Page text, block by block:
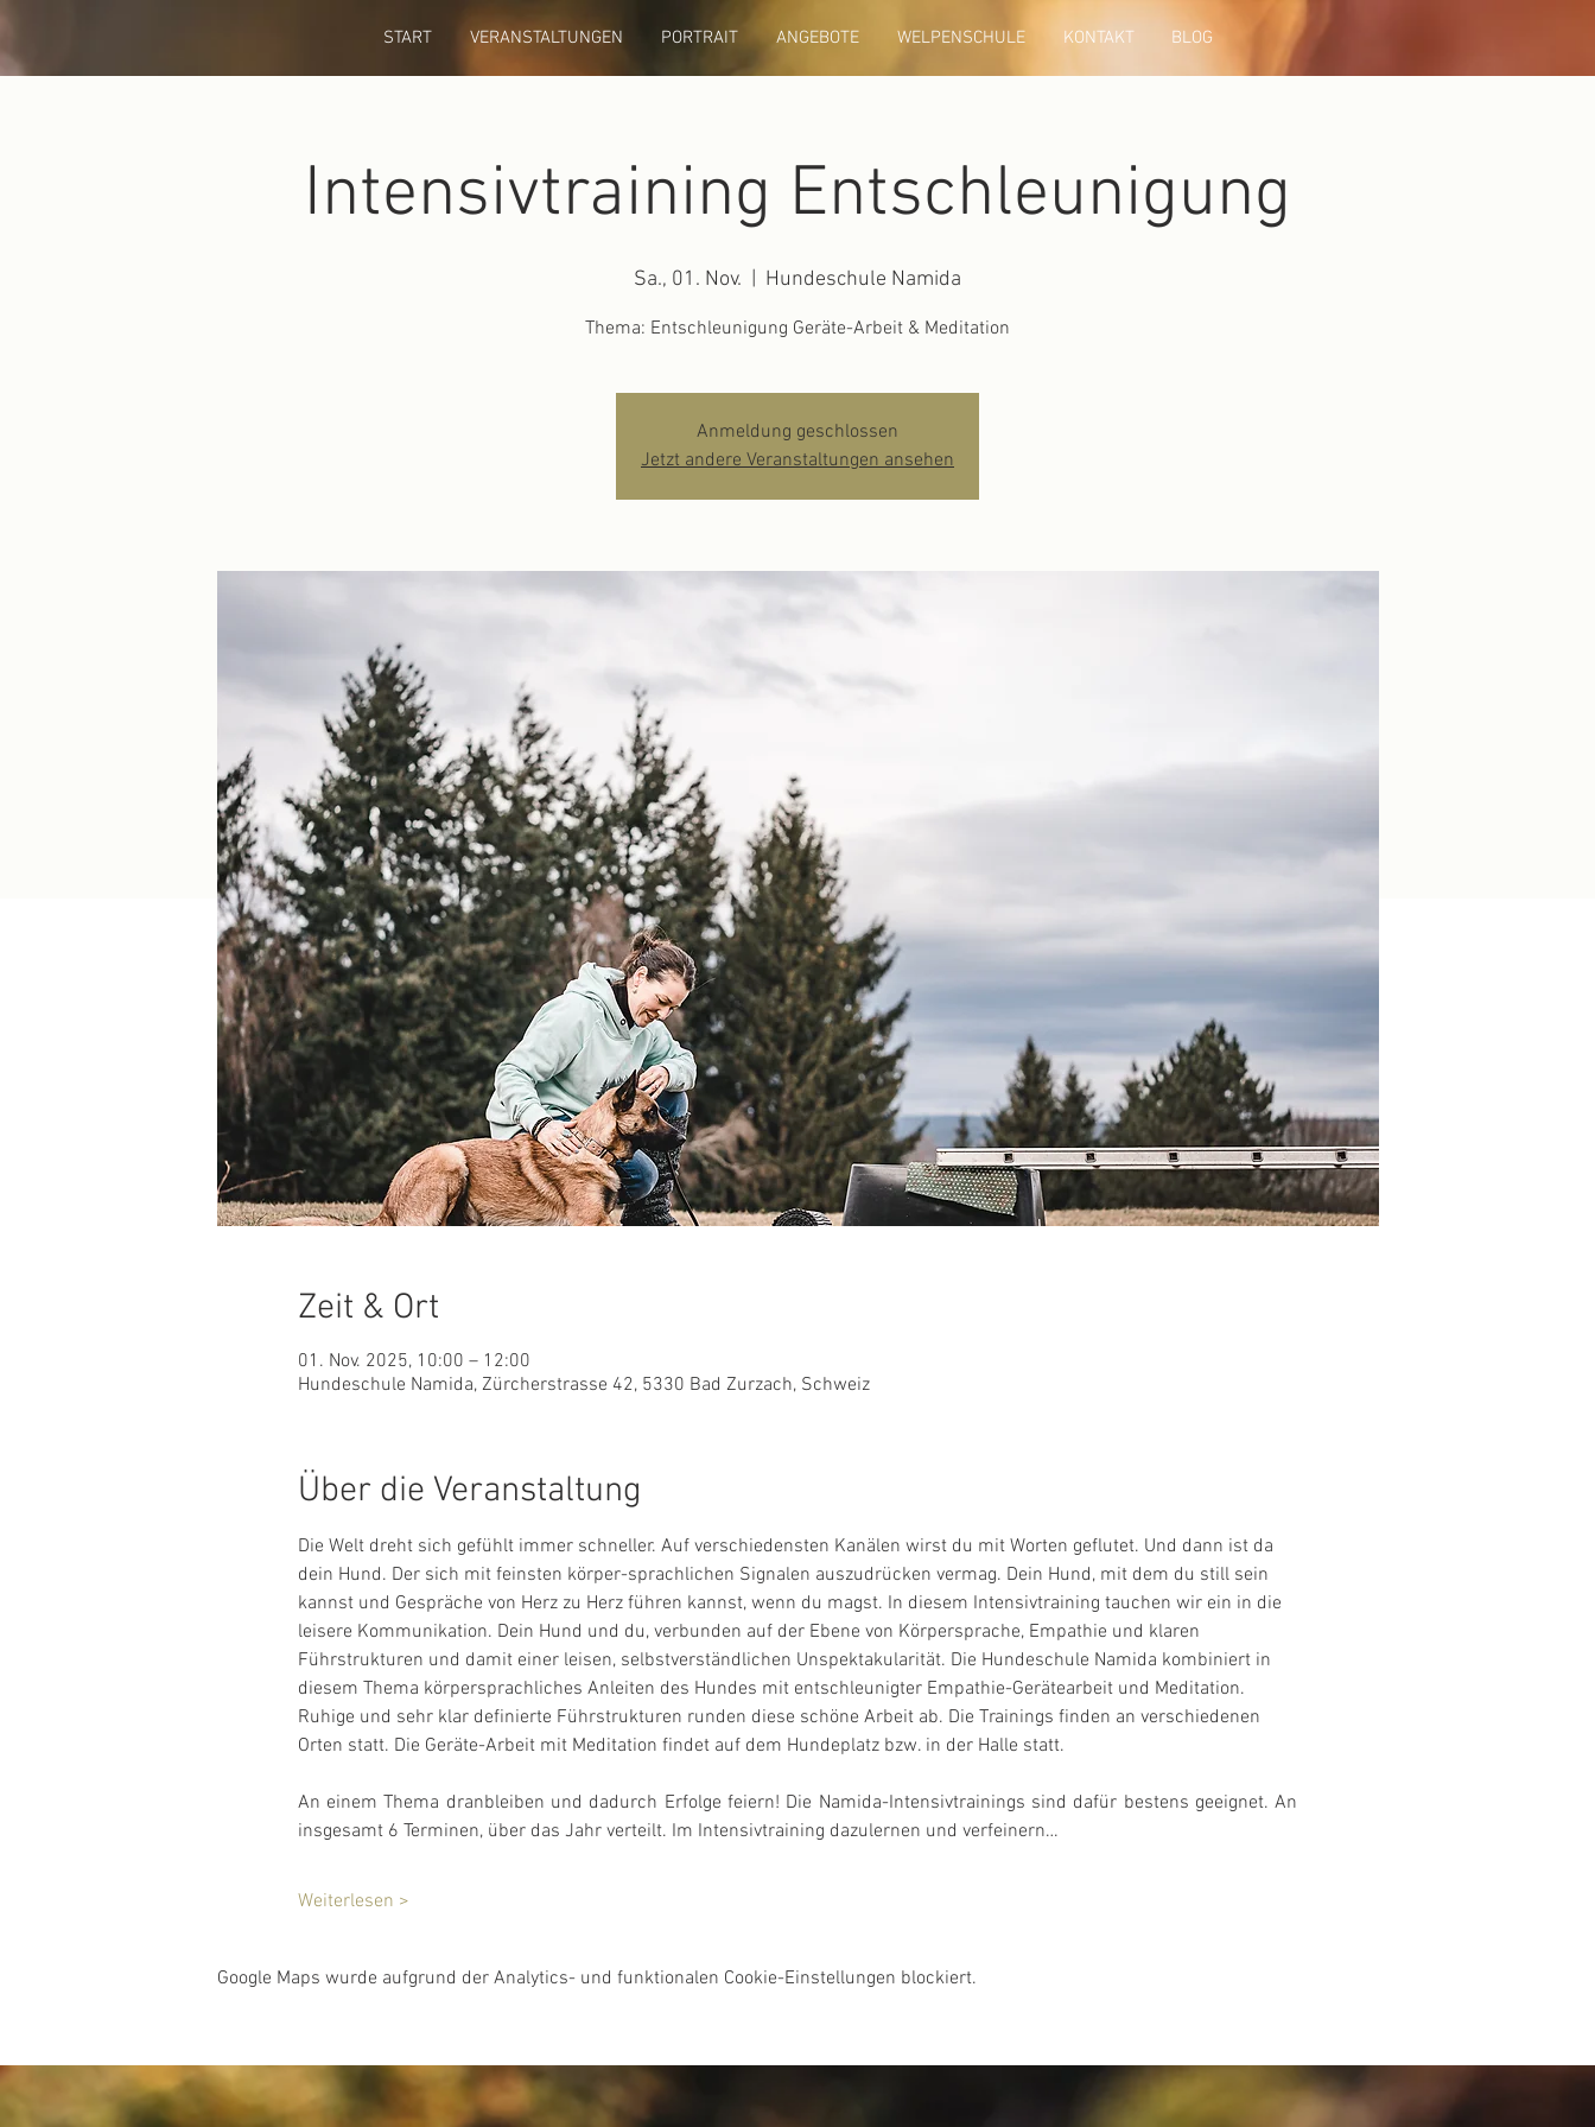
START VERANSTALTUNGEN PORTRAIT ANGEBOTE WELPENSCHULE KONTAKT BLOG
Intensivtraining Entschleunigung
Sa., 01. Nov. Hundeschule Namida
Thema: Entschleunigung Geräte-Arbeit & Meditation
Anmeldung geschlossen
Jetzt andere Veranstaltungen ansehen
Zeit & Ort
01. Nov. 2025, 10:00 – 12:00
Hundeschule Namida, Zürcherstrasse 42, 5330 Bad Zurzach, Schweiz
Über die Veranstaltung
Die Welt dreht sich gefühlt immer schneller. Auf verschiedensten Kanälen wirst du mit Worten geflutet. Und dann ist da
dein Hund. Der sich mit feinsten körper-sprachlichen Signalen auszudrücken vermag. Dein Hund, mit dem du still sein
kannst und Gespräche von Herz zu Herz führen kannst, wenn du magst. In diesem Intensivtraining tauchen wir ein in die
leisere Kommunikation. Dein Hund und du, verbunden auf der Ebene von Körpersprache, Empathie und klaren
Führstrukturen und damit einer leisen, selbstverständlichen Unspektakularität. Die Hundeschule Namida kombiniert in
diesem Thema körpersprachliches Anleiten des Hundes mit entschleunigter Empathie-Gerätearbeit und Meditation.
Ruhige und sehr klar definierte Führstrukturen runden diese schöne Arbeit ab. Die Trainings finden an verschiedenen
Orten statt. Die Geräte-Arbeit mit Meditation findet auf dem Hundeplatz bzw. in der Halle statt.
An einem Thema dranbleiben und dadurch Erfolge feiern! Die Namida-Intensivtrainings sind dafür bestens geeignet. An
insgesamt 6 Terminen, über das Jahr verteilt. Im Intensivtraining dazulernen und verfeinern…
Weiterlesen >
Google Maps wurde aufgrund der Analytics- und funktionalen Cookie-Einstellungen blockiert.